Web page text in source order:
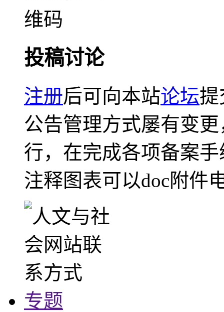
投稿讨论
注册后可向本站论坛提
公告管理方式屡有变
行，在完成各项备案
注释图表可以doc附件
专题